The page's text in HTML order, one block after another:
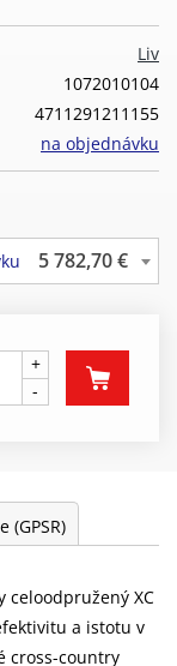
Liv
1072010104
4711291211155
na objednávku
5 782,70 €
+
-
(GPSR)
celoodpružený XC
a istotu v
cross-country